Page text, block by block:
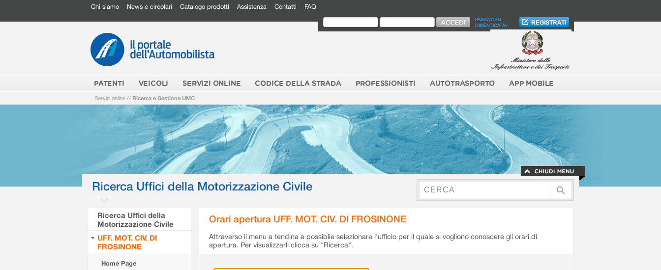
Chi siamo News e circolari Catalogo prodotti Assistenza Contatti FAQ
PASSWORD
DIMENTICATA?
PATENTI VEICOLI SERVIZI ONLINE CODICE DELLA STRADA PROFESSIONISTI AUTOTRASPORTO APP MOBILE
Servizi online // Ricerca e Gestione UMC
Ricerca Uffici della Motorizzazione Civile
Ricerca Uffici della
Motorizzazione Civile
UFF. MOT. CIV. DI
FROSINONE
Home Page
Orari apertura UFF. MOT. CIV. DI FROSINONE
Attraverso il menu a tendina è possibile selezionare l'ufficio per il quale si vogliono conoscere gli orari di
apertura. Per visualizzarli clicca su "Ricerca".